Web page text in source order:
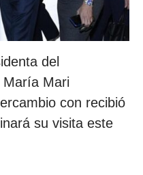
del
María Mari
con recibió
su visita este